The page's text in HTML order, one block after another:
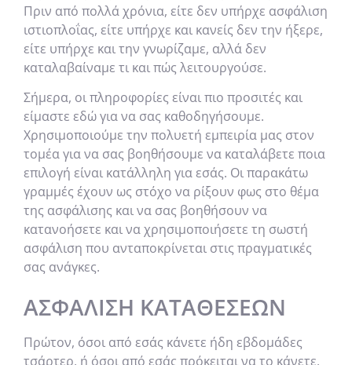
Πριν από πολλά χρόνια, είτε δεν υπήρχε ασφάλιση
ιστιοπλοΐας, είτε υπήρχε και κανείς δεν την ήξερε,
είτε υπήρχε και την γνωρίζαμε, αλλά δεν
καταλαβαίναμε τι και πώς λειτουργούσε.
Σήμερα, οι πληροφορίες είναι πιο προσιτές και
είμαστε εδώ για να σας καθοδηγήσουμε.
Χρησιμοποιούμε την πολυετή εμπειρία μας στον
τομέα για να σας βοηθήσουμε να καταλάβετε ποια
επιλογή είναι κατάλληλη για εσάς. Οι παρακάτω
γραμμές έχουν ως στόχο να ρίξουν φως στο θέμα
της ασφάλισης και να σας βοηθήσουν να
κατανοήσετε και να χρησιμοποιήσετε τη σωστή
ασφάλιση που ανταποκρίνεται στις πραγματικές
σας ανάγκες.
ΑΣΦΆΛΙΣΗ ΚΑΤΑΘΈΣΕΩΝ
Πρώτον, όσοι από εσάς κάνετε ήδη εβδομάδες
τσάρτερ, ή όσοι από εσάς πρόκειται να το κάνετε,